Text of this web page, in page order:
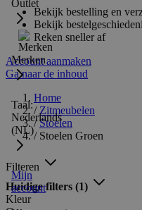
Outlet
Merken
Taal:
Nederlands
(NL)
Mijn
account
Bekijk bestelling en
Bekijk
Reken sneller af
Account aanmaken
Ga naar de inhoud
Home
/ Zitmeubelen
/ Stoelen
/ Stoelen Groen
Filteren
Huidige filters (1)
Kleur